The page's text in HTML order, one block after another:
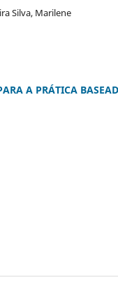
Silva, Marilene
A PRÁTICA